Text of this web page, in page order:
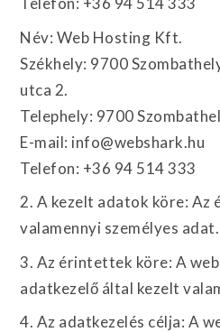
Név: Web Hosting Kft.
Székhely: 9700
utca 2.
Telephely: 9700
E-mail: info@webshark.hu
Telefon: +36 94 514 333
2. A kezelt adatok köre:
valamennyi személyes adat.
3. Az érintettek köre: A
adatkezelő által kezelt
4. Az adatkezelés célja: A